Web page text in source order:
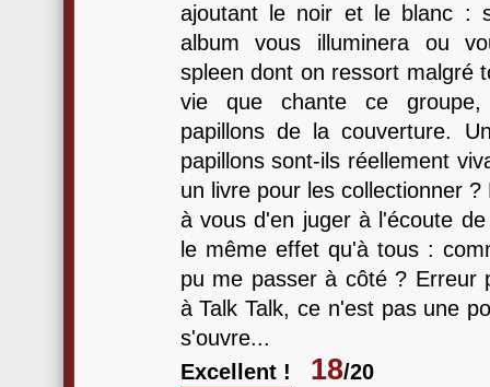
ajoutant le noir et le blanc :
album vous illuminera ou
spleen dont on ressort malgré
vie que chante ce groupe,
papillons de la couverture.
papillons sont-ils réellement
un livre pour les collectionner
à vous d'en juger à l'écoute
le même effet qu'à tous :
pu me passer à côté ? Erreur
à Talk Talk, ce n'est pas une
s'ouvre...
Excellent !
18/20